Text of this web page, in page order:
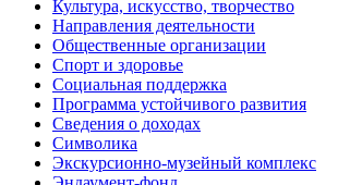
Культура, искусство, творчество
Направления деятельности
Общественные организации
Спорт и здоровье
Социальная поддержка
Программа устойчивого развития
Сведения о доходах
Символика
Экскурсионно-музейный комплекс